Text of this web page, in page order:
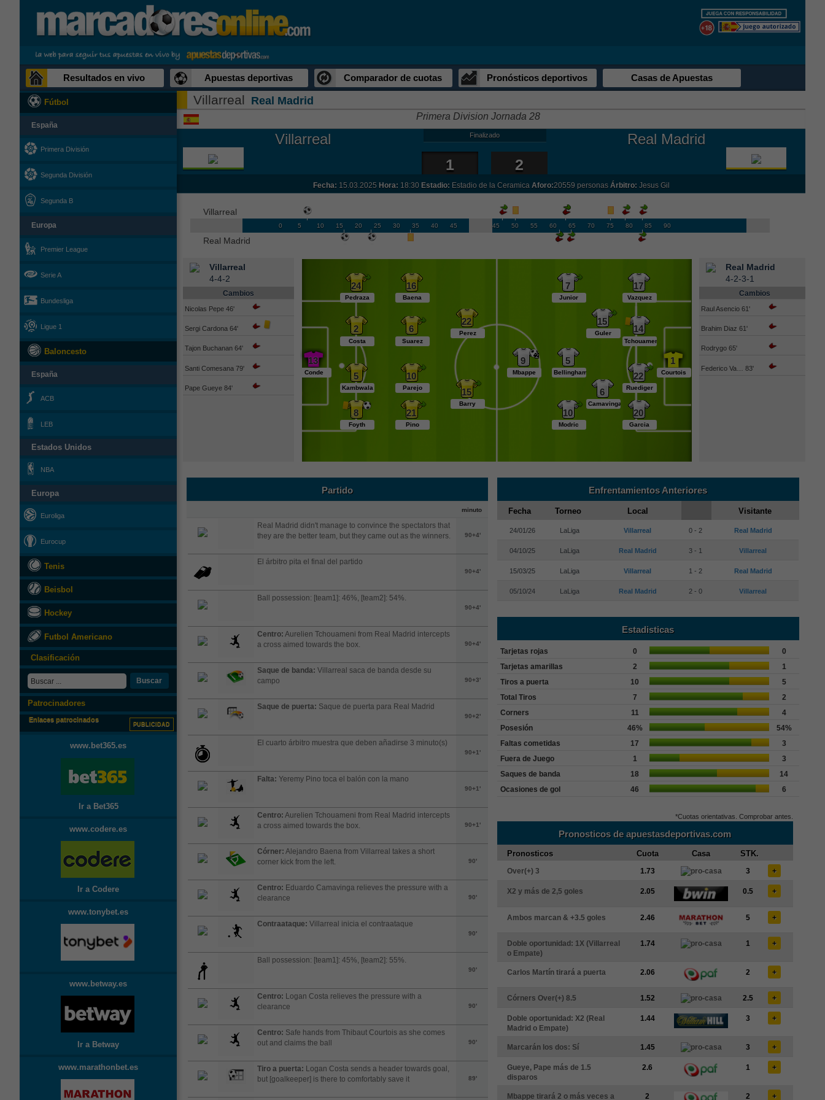
Resultados en vivo Apuestas deportivas Comparador de cuotas Pronósticos deportivos Casas de Apuestas
Fútbol
España
Primera División
Segunda División
Segunda B
Europa
Premier League
Serie A
Bundesliga
Ligue 1
Baloncesto
España
ACB
LEB
Estados Unidos
NBA
Europa
Euroliga
Eurocup
Tenis
Beisbol
Hockey
Futbol Americano
Clasificación
Buscar
Patrocinadores
Enlaces patrocinados
PUBLICIDAD
www.bet365.es
Ir a Bet365
www.codere.es
Ir a Codere
www.tonybet.es
www.betway.es
Ir a Betway
www.marathonbet.es
Villarreal Real Madrid
Primera Division Jornada 28
Villarreal Finalizado Real Madrid
1 2
Fecha: 15.03.2025 Hora: 18:30 Estadio: Estadio de la Ceramica Aforo:20559 personas Árbitro: Jesus Gil
Villarreal
0 5 10 15 20 25 30 35 40 45 45 50 55 60 65 70 75 80 85 90
Real Madrid
Villarreal
4-4-2
Cambios
Nicolas Pepe 46'
Sergi Cardona 64'
Tajon Buchanan 64'
Santi Comesana 79'
Pape Gueye 84'
24
Pedraza
16
Baena
22
Perez
2
Costa
6
Suarez
13
Conde 5
Kambwala
10
Parejo 15
Barry
8
Foyth
21
Pino
20
Garcia
10
Modric
6
Camavinga
22
Ruediger
1
Courtois
5
Bellingham
9
Mbappe
14
Tchouameni
15
Guler
17
Vazquez
7
Junior
Real Madrid
4-2-3-1
Cambios
Raul Asencio 61'
Brahim Diaz 61'
Rodrygo 65'
Federico Va… 83'
Partido
minuto
Real Madrid didn't manage to convince the spectators that
they are the better team, but they came out as the winners.
90+4'
El árbitro pita el final del partido
90+4'
Ball possession: [team1]: 46%, [team2]: 54%.
90+4'
Centro: Aurelien Tchouameni from Real Madrid intercepts
a cross aimed towards the box.
90+4'
Saque de banda: Villarreal saca de banda desde su
campo
90+3'
Saque de puerta: Saque de puerta para Real Madrid
90+2'
El cuarto árbitro muestra que deben añadirse 3 minuto(s)
90+1'
Falta: Yeremy Pino toca el balón con la mano
90+1'
Centro: Aurelien Tchouameni from Real Madrid intercepts
a cross aimed towards the box.
90+1'
Córner: Alejandro Baena from Villarreal takes a short
corner kick from the left.
90'
Centro: Eduardo Camavinga relieves the pressure with a
clearance
90'
Contraataque: Villarreal inicia el contraataque
90'
Ball possession: [team1]: 45%, [team2]: 55%.
90'
Centro: Logan Costa relieves the pressure with a
clearance
90'
Centro: Safe hands from Thibaut Courtois as she comes
out and claims the ball
90'
Tiro a puerta: Logan Costa sends a header towards goal,
but [goalkeeper] is there to comfortably save it
89'
Enfrentamientos Anteriores
Fecha Torneo Local Visitante
24/01/26 LaLiga Villarreal 0 - 2 Real Madrid
04/10/25 LaLiga Real Madrid 3 - 1 Villarreal
15/03/25 LaLiga Villarreal 1 - 2 Real Madrid
05/10/24 LaLiga Real Madrid 2 - 0 Villarreal
Estadisticas
Tarjetas rojas 0
0
Tarjetas amarillas
2
1
Tiros a puerta
10
5
Total Tiros
7
2
Corners
11
4
Posesión
46%
54%
Faltas cometidas
17
3
Fuera de Juego
1
3
Saques de banda
18
14
Ocasiones de gol
46 6
*Cuotas orientativas. Comprobar antes.
Pronosticos de apuestasdeportivas.com
Pronosticos Cuota Casa STK.
Over(+) 3 1.73 3 +
X2 y más de 2,5 goles 2.05 0.5 +
Ambos marcan & +3.5 goles 2.46 5 +
Doble oportunidad: 1X (Villarreal
o Empate)
1.74 1 +
Carlos Martín tirará a puerta 2.06 2 +
Córners Over(+) 8.5 1.52 2.5 +
Doble oportunidad: X2 (Real
Madrid o Empate)
1.44 3 +
Marcarán los dos: Sí 1.45 3 +
Gueye, Pape más de 1.5
disparos
2.6 1 +
Mbappe tirará 2 o más veces a
2 2 +